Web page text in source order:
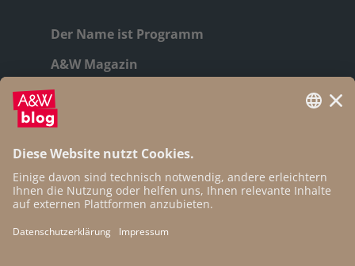
Der Name ist Programm
A&W Magazin
Geschichte
Autor:innen
Newsletter
Open Access